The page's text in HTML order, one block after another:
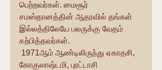
பெற்றவர்கள். மைசூர்
சமஸ்தானத்தின் ஆதரவில் தங்கள்
இல்லத்திலேயே பலருக்கு வேதம்
கற்பித்தவர்கள்.
கோகுலாஷ்டமி, புரட்டாசி